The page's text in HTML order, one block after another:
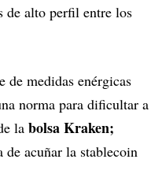
de alto perfil entre los
de medidas enérgicas
norma para dificultar a
la bolsa Kraken;
de acuñar la stablecoin